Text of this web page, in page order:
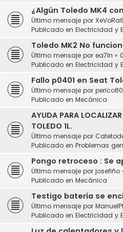
¿Algún Toledo MK4
Último mensaje por
Publicado en Electricidad y
Toledo MK2 No
Último mensaje por ea7ln «
Publicado en Electricidad y
Fallo p0401 en Seat
Último mensaje por perico80
Publicado en Mecánica
AYUDA PARA
TOLEDO 1L.
Último mensaje por
Publicado en Problemas
Pongo retroceso : Se
Último mensaje por josefiño
Publicado en Mecánica
Testigo batería se
Último mensaje por
Publicado en Electricidad y